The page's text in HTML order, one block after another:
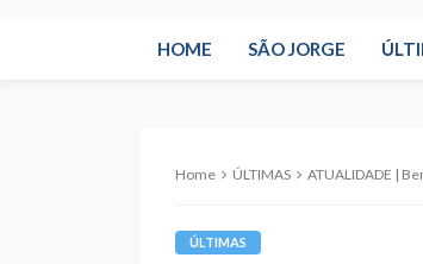
HOME SÃO JORGE
Home ÚLTIMAS ATUALIDADE | Bem-
ÚLTIMAS